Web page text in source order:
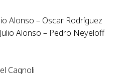
Alonso – Oscar Rodríguez
Alonso – Pedro Neyeloff
Cagnoli